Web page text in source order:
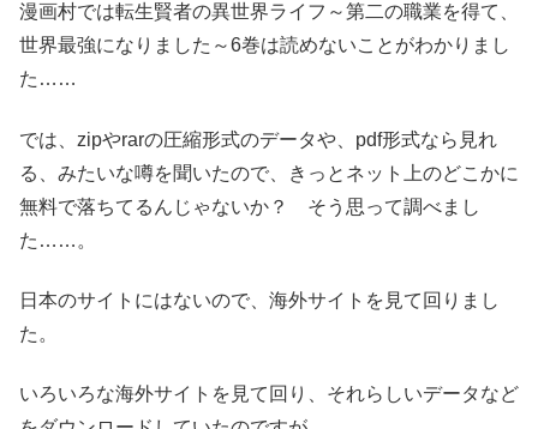
漫画村では転生賢者の異世界ライフ～第二の職業を得て、
世界最強になりました～6巻は読めないことがわかりまし
た……
では、zipやrarの圧縮形式のデータや、pdf形式なら見れ
る、みたいな噂を聞いたので、きっとネット上のどこかに
無料で落ちてるんじゃないか？ そう思って調べまし
た……。
日本のサイトにはないので、海外サイトを見て回りまし
た。
いろいろな海外サイトを見て回り、それらしいデータなど